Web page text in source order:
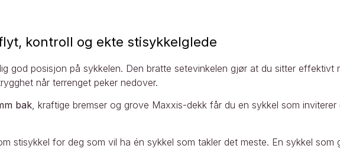
kontroll og ekte stisykkelglede
god posisjon på sykkelen. Den bratte setevinkelen gjør at du sitter effektivt
når terrenget peker nedover.
bak, kraftige bremser og grove Maxxis-dekk får du en sykkel som
stisykkel for deg som vil ha én sykkel som takler det meste. En sykkel som